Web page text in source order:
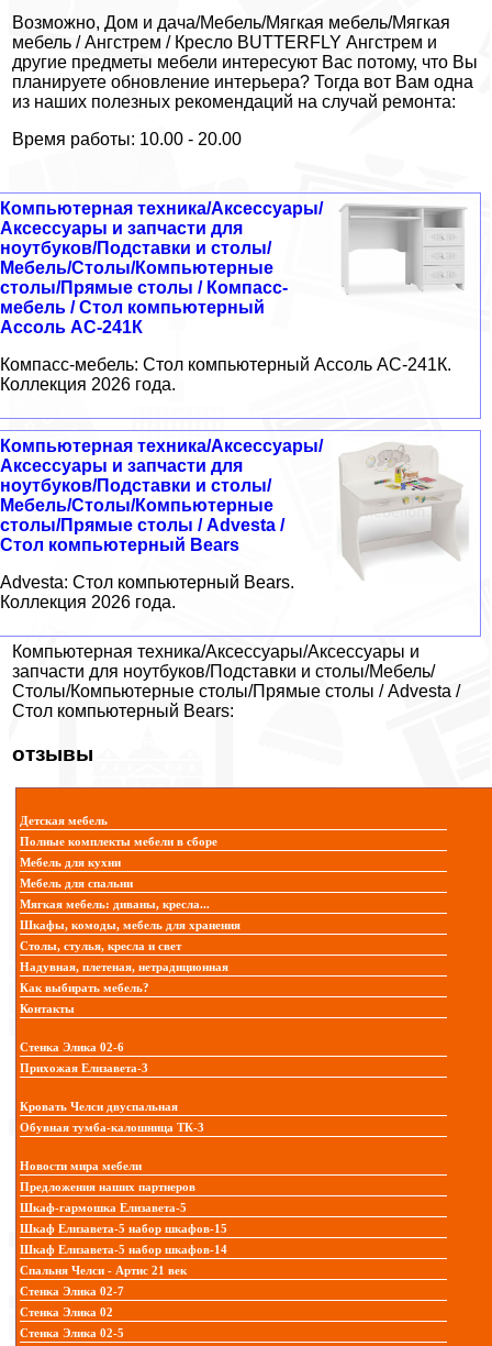
Возможно, Дом и дача/Мебель/Мягкая мебель/Мягкая
мебель / Ангстрем / Кресло BUTTERFLY Ангстрем и
другие предметы мебели интересуют Вас потому, что Вы
планируете обновление интерьера? Тогда вот Вам одна
из наших полезных рекомендаций на случай ремонта:
Время работы: 10.00 - 20.00
Компьютерная техника/Аксессуары/
Аксессуары и запчасти для
ноутбуков/Подставки и столы/
Мебель/Столы/Компьютерные
столы/Прямые столы / Компасс-
мебель / Стол компьютерный
Ассоль АС-241К
Компасс-мебель: Стол компьютерный Ассоль АС-241К.
Коллекция 2026 года.
Компьютерная техника/Аксессуары/
Аксессуары и запчасти для
ноутбуков/Подставки и столы/
Мебель/Столы/Компьютерные
столы/Прямые столы / Advesta /
Стол компьютерный Bears
Advesta: Стол компьютерный Bears.
Коллекция 2026 года.
Компьютерная техника/Аксессуары/Аксессуары и
запчасти для ноутбуков/Подставки и столы/Мебель/
Столы/Компьютерные столы/Прямые столы / Advesta /
Стол компьютерный Bears:
отзывы
Детская мебель
Полные комплекты мебели в сборе
Мебель для кухни
Мебель для спальни
Мягкая мебель: диваны, кресла...
Шкафы, комоды, мебель для хранения
Столы, стулья, кресла и свет
Надувная, плетеная, нетрадиционная
Как выбирать мебель?
Контакты
Стенка Элика 02-6
Прихожая Елизавета-3
Кровать Челси двуспальная
Обувная тумба-калошница ТК-3
Новости мира мебели
Предложения наших партнеров
Шкаф-гармошка Елизавета-5
Шкаф Елизавета-5 набор шкафов-15
Шкаф Елизавета-5 набор шкафов-14
Спальня Челси - Артис 21 век
Стенка Элика 02-7
Стенка Элика 02
Стенка Элика 02-5